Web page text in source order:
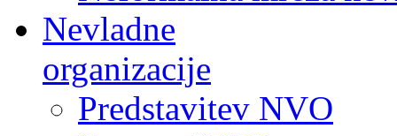
Nevladne
organizacije
Predstavitev NVO